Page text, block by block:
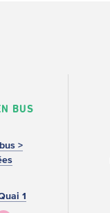
BUS
>
1